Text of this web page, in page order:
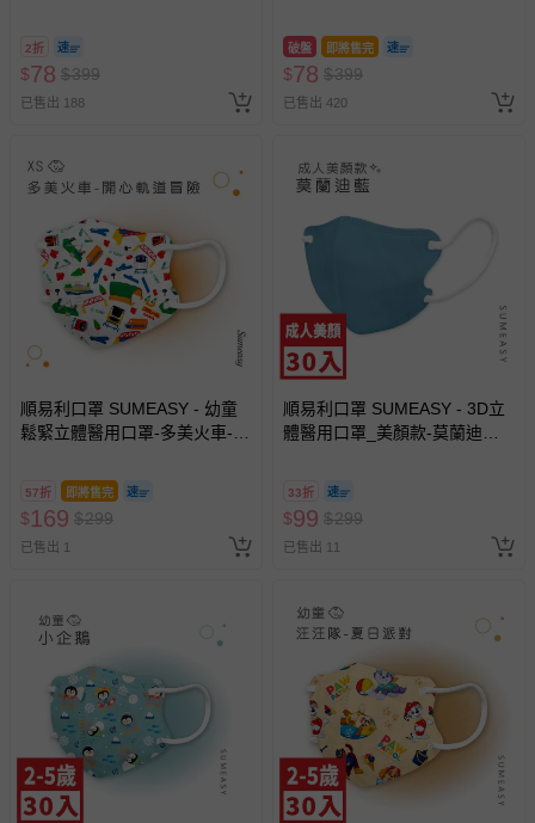
2折
$78 $399
已售出 188
破盤 即將售完
$78 $399
已售出 420
順易利口罩 SUMEASY - 幼童
鬆緊立體醫用口罩-多美火車-開
11.2cm ± 5%，3-5歲適用)-30
57折 即將售完
$169 $299
已售出 1
順易利口罩 SUMEASY - 3D立
體醫用口罩_美顏款-莫蘭迪綠
33折
$99 $299
已售出 11